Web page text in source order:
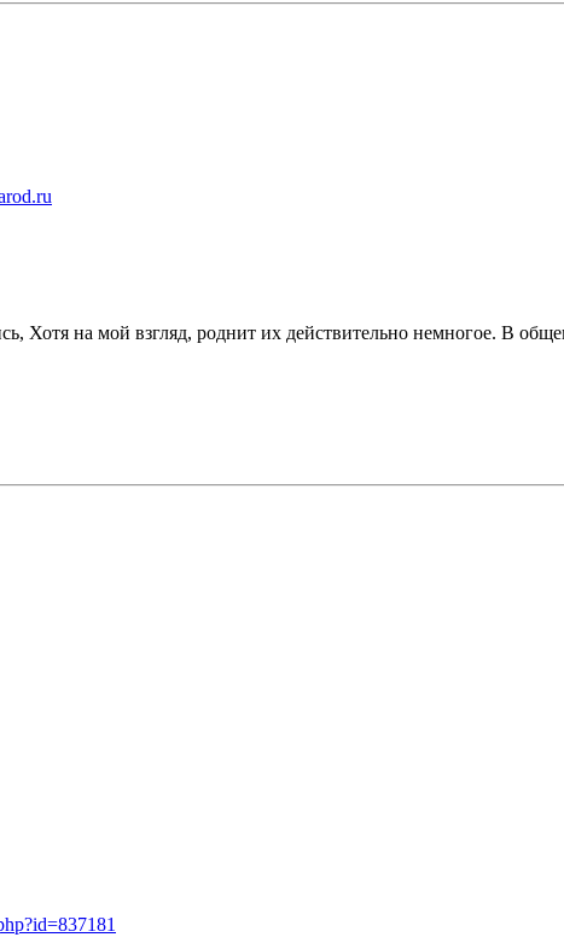
Хотя на мой взгляд, роднит их действительно немногое. В